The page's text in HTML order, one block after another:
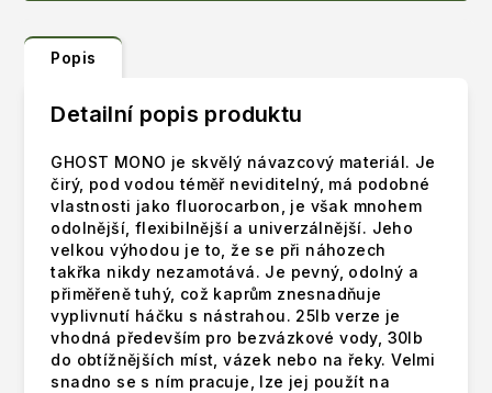
Popis
Detailní popis produktu
GHOST MONO je skvělý návazcový materiál. Je
čirý, pod vodou téměř neviditelný, má podobné
vlastnosti jako fluorocarbon, je však mnohem
odolnější, flexibilnější a univerzálnější. Jeho
velkou výhodou je to, že se při náhozech
takřka nikdy nezamotává. Je pevný, odolný a
přiměřeně tuhý, což kaprům znesnadňuje
vyplivnutí háčku s nástrahou. 25lb verze je
vhodná především pro bezvázkové vody, 30lb
do obtížnějších míst, vázek nebo na řeky. Velmi
snadno se s ním pracuje, lze jej použít na